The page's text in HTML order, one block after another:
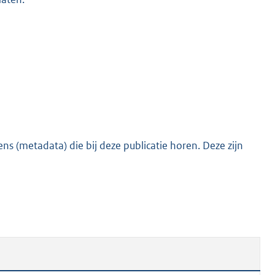
(metadata) die bij deze publicatie horen. Deze zijn